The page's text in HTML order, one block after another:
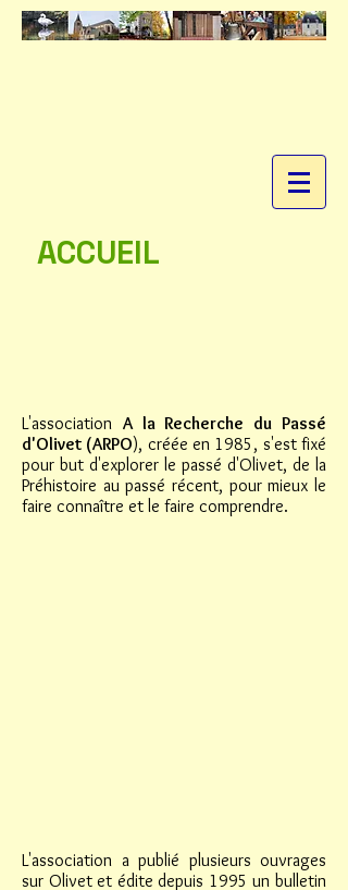
ACCUEIL
L'association A la Recherche du Passé
d'Olivet (ARPO), créée en 1985, s'est fixé
pour but d'explorer le passé d'Olivet, de la
Préhistoire au passé récent, pour mieux le
faire connaître et le faire comprendre.
L'association a publié plusieurs ouvrages
sur Olivet et édite depuis 1995 un bulletin